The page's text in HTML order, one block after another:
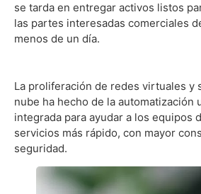
se tarda en entregar activos listos
las partes interesadas comerciales
menos de un día.
La proliferación de redes virtuales y
nube ha hecho de la automatización
integrada para ayudar a los equipos
servicios más rápido, con mayor
seguridad.